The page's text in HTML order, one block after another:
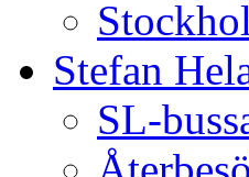
Stefan
SL-